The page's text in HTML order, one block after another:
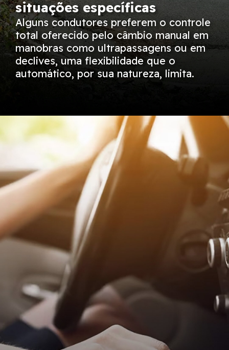
situações específicas
Alguns condutores preferem o controle
total oferecido pelo câmbio manual em
manobras como ultrapassagens ou em
declives, uma flexibilidade que o
automático, por sua natureza, limita.